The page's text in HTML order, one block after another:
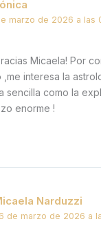
marzo de 2026 a las
Micaela! Por
,me interesa la
sencilla como la
enorme !
Narduzzi
de marzo de 2026 a